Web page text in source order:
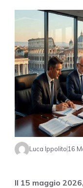
Luca Ippolito 16
Il 15 maggio